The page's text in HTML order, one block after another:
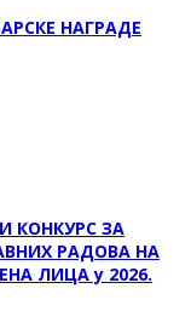
НАГРАДЕ
КОНКУРС ЗА
РАДОВА НА
ЛИЦА у 2026.